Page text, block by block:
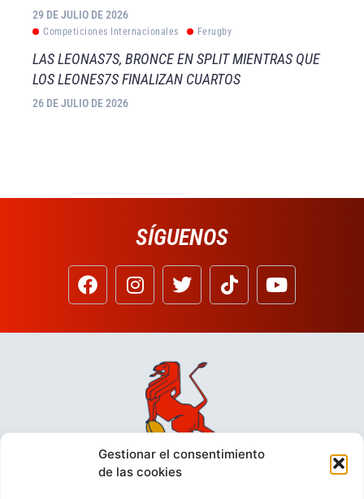
Gestionar el consentimiento
de las cookies
29 DE JULIO DE 2026
Competiciones Internacionales Ferugby
LAS LEONAS7S, BRONCE EN SPLIT MIENTRAS QUE
LOS LEONES7S FINALIZAN CUARTOS
26 DE JULIO DE 2026
SÍGUENOS